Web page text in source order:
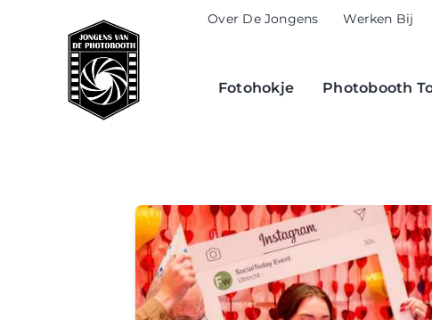
Over De Jongens Werken Bij
Fotohokje Photobooth